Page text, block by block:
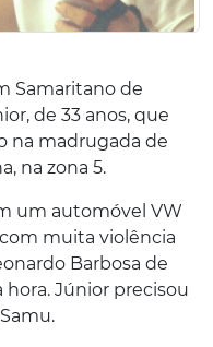
Samaritano de
de 33 anos, que
na madrugada de
na zona 5.
um automóvel VW
muita violência
Barbosa de
hora. Júnior precisou